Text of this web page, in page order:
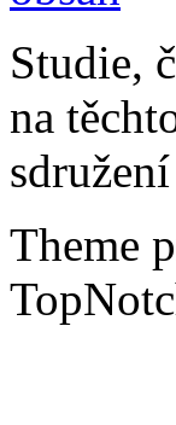
Studie,
na
Theme